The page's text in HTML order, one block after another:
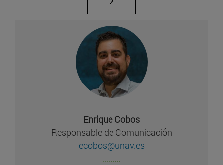
Enrique Cobos
Responsable de Comunicación
ecobos@unav.es
.........